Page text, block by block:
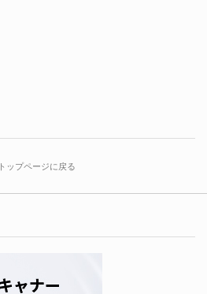
トップページに戻る